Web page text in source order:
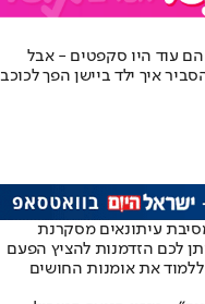
עוד היו סקפטים - אבל
איך ילד ביישן הפך לכוכב
עיתונאים מסקרנת
לכם הזדמנות להציץ הפעם
את אומנות החושים